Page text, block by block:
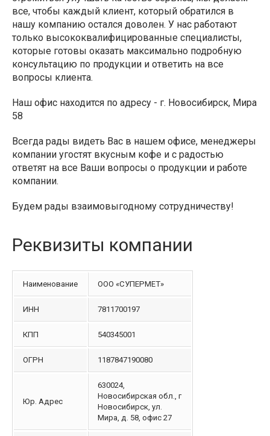
все, чтобы каждый клиент, который обратился в
нашу компанию остался доволен. У нас работают
только высококвалифицированные специалисты,
которые готовы оказать максимально подробную
консультацию по продукции и ответить на все
вопросы клиента.
Наш офис находится по адресу - г. Новосибирск, Мира
58
Всегда рады видеть Вас в нашем офисе, менеджеры
компании угостят вкусным кофе и с радостью
ответят на все Ваши вопросы о продукции и работе
компании.
Будем рады взаимовыгодному сотрудничеству!
Реквизиты компании
Наименование ООО «СУПЕРМЕТ»
ИНН 7811700197
КПП 540345001
ОГРН 1187847190080
Юр. Адрес
630024,
Новосибирская обл., г
Новосибирск, ул.
Мира, д. 58, офис 27